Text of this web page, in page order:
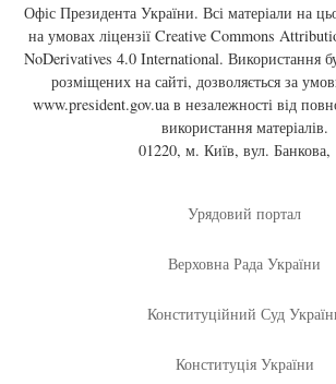
Офіс Президента України. Всі матеріали на
на умовах ліцензії Creative Commons
NoDerivatives 4.0 International. Використання
розміщених на сайті, дозволяється за
www.president.gov.uaв незалежності від
використання матеріалів.
01220, м. Київ, вул. Банкова,
Урядовий портал
Верховна Рада України
Конституційний Суд
Конституція України